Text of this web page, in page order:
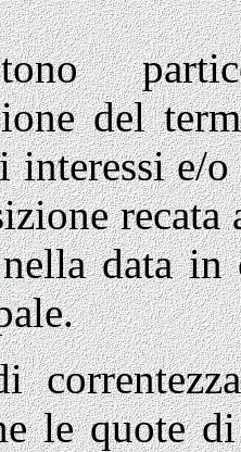
del
interessi e/
data
le quote